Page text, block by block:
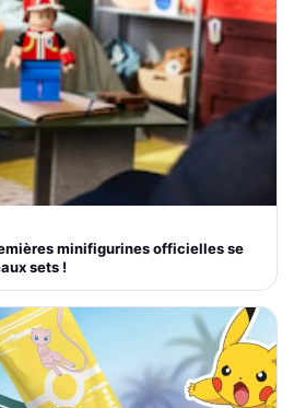
minifigurines officielles se
sets !